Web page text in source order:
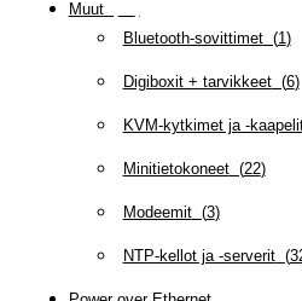
Muut(
Bluetooth-sovittimet(1)
Digiboxit + tarvikkeet(6)
KVM-kytkimet ja -
Minitietokoneet(22)
Modeemit(3)
NTP-kellot ja -serverit(